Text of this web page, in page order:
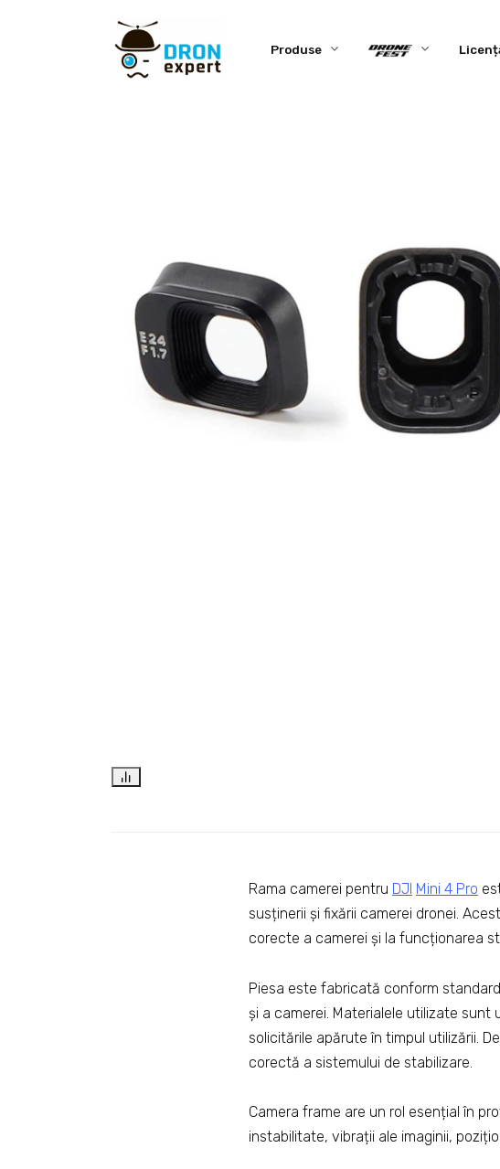
Produse
Rama camerei pentru DJI Mini 4 Pro
susținerii și fixării camerei dronei.
corecte a camerei și la funcționarea
Piesa este fabricată conform
și a camerei. Materialele utilizate
solicitările apărute în timpul utilizării.
corectă a sistemului de stabilizare.
Camera frame are un rol esențial în
instabilitate, vibrații ale imaginii,